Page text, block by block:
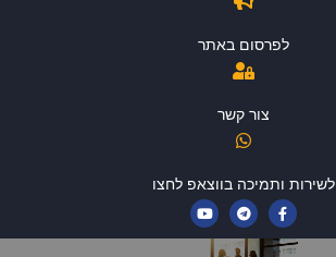
לפרסום באתר
צור קשר
לשירות ותמיכה בווצאפ לחצו